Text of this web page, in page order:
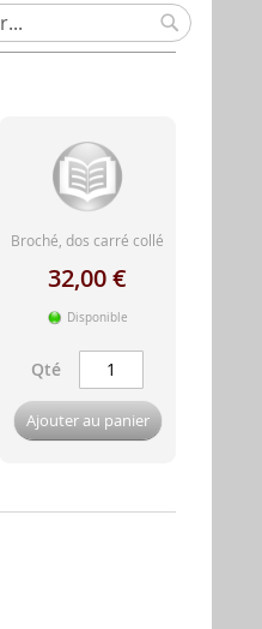
Rechercher
Broché, dos carré collé
32,00 €
Disponible
Qté
Ajouter au panier